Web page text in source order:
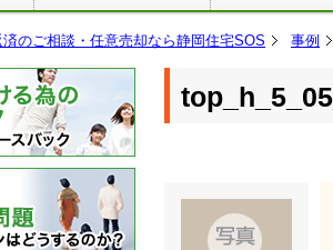
のご相談・任意売却なら静岡住宅SOS 事例